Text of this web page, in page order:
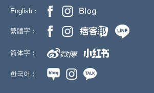
English：
繁體字：
简体字：
한국어：